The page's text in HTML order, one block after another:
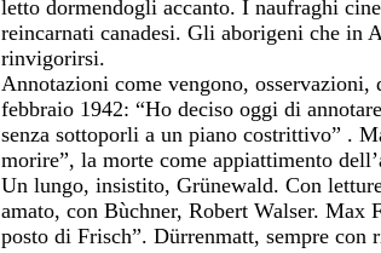
letto dormendogli accanto. I naufraghi
reincarnati canadesi. Gli aborigeni che in
rinvigorirsi.
Annotazioni come vengono,
febbraio 1942: “Ho deciso oggi di
senza sottoporli a un piano costrittivo” .
morire”, la morte come appiattimento
Un lungo, insistito, Grünewald. Con
amato, con Bùchner, Robert Walser. Max
posto di Frisch”. Dürrenmatt, sempre con